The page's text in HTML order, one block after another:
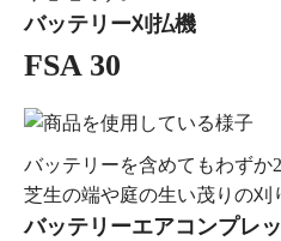
バッテリー刈払機
FSA 30
バッテリーを含めてもわずか
芝生の端や庭の生い茂りの刈
バッテリーエアコンプレ